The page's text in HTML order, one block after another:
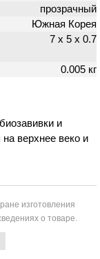
прозрачный
Южная Корея
7 х 5 х 0.7
0.005 кг
и
верхнее веко и
изготовления
о товаре.